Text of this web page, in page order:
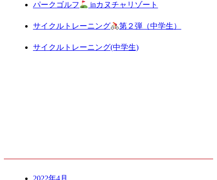
パークゴルフ inカヌチャリゾート
サイクルトレーニング 第２弾（中学生）
サイクルトレーニング(中学生)